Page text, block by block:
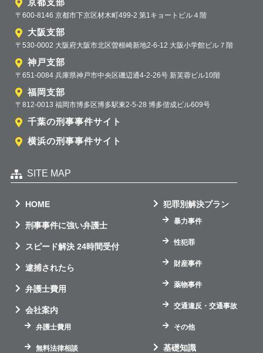
京都支部
〒600-8146 京都市下京区材木町499-2 第1キョートビル４階
大阪支部
〒530-0002 大阪府大阪市北区曽根崎新地2-6-12 大阪小学館ビル７階
神戸支部
〒651-0084 兵庫県神戸市中央区磯辺通4-2-26号 新芙蓉ビル10階
福岡支部
〒812-0013 福岡市博多区博多駅東2-5-28 博多偕成ビル609号
千葉の刑事事件サイト
横浜の刑事事件サイト
SITE MAP
HOME
刑事事件に強い弁護士
スピード解決 24時間受付
逮捕されたら
弁護士費用
会社案内
弁護士費用
無料法律相談
犯罪別解決プラン
暴力事件
性犯罪
財産事件
薬物事件
交通違反・交通事故
その他
基礎知識